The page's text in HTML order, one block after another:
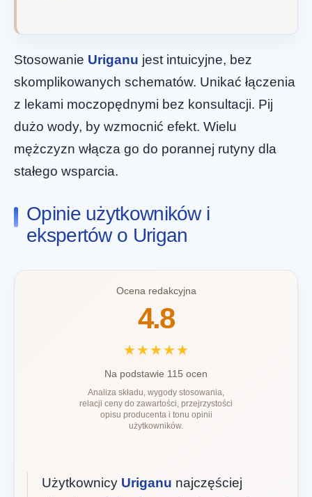
Stosowanie Uriganu jest intuicyjne, bez
skomplikowanych schematów. Unikać łączenia
z lekami moczopędnymi bez konsultacji. Pij
dużo wody, by wzmocnić efekt. Wielu
mężczyzn włącza go do porannej rutyny dla
stałego wsparcia.
Opinie użytkowników i
ekspertów o Urigan
Ocena redakcyjna
4.8
★★★★★
Na podstawie 115 ocen
Analiza składu, wygody stosowania,
relacji ceny do zawartości, przejrzystości
opisu producenta i tonu opinii
użytkowników.
Użytkownicy Uriganu najczęściej